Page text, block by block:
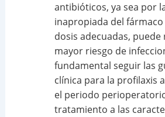
antibióticos, ya sea por
inapropiada del
dosis adecuadas,
mayor riesgo de
fundamental seguir las
clínica para la profilaxis
el periodo
tratamiento a las